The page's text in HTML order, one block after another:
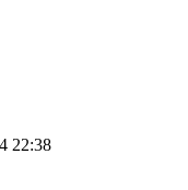
22:38